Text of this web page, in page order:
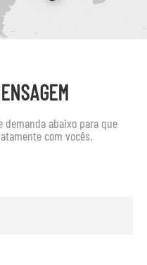
demanda abaixo para que
com vocês.